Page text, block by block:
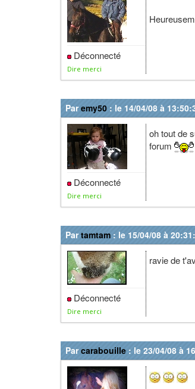
Déconnecté
Dire merci
Paremy50 : le 14/04/08 à
Déconnecté
Dire merci
oh tout de
forum
Partamtam : le 15/04/08 à
Déconnecté
Dire merci
ravie de
Parcarabouille : le 23/04/08 à